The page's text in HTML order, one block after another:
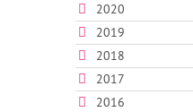
2020
2019
2018
2017
2016